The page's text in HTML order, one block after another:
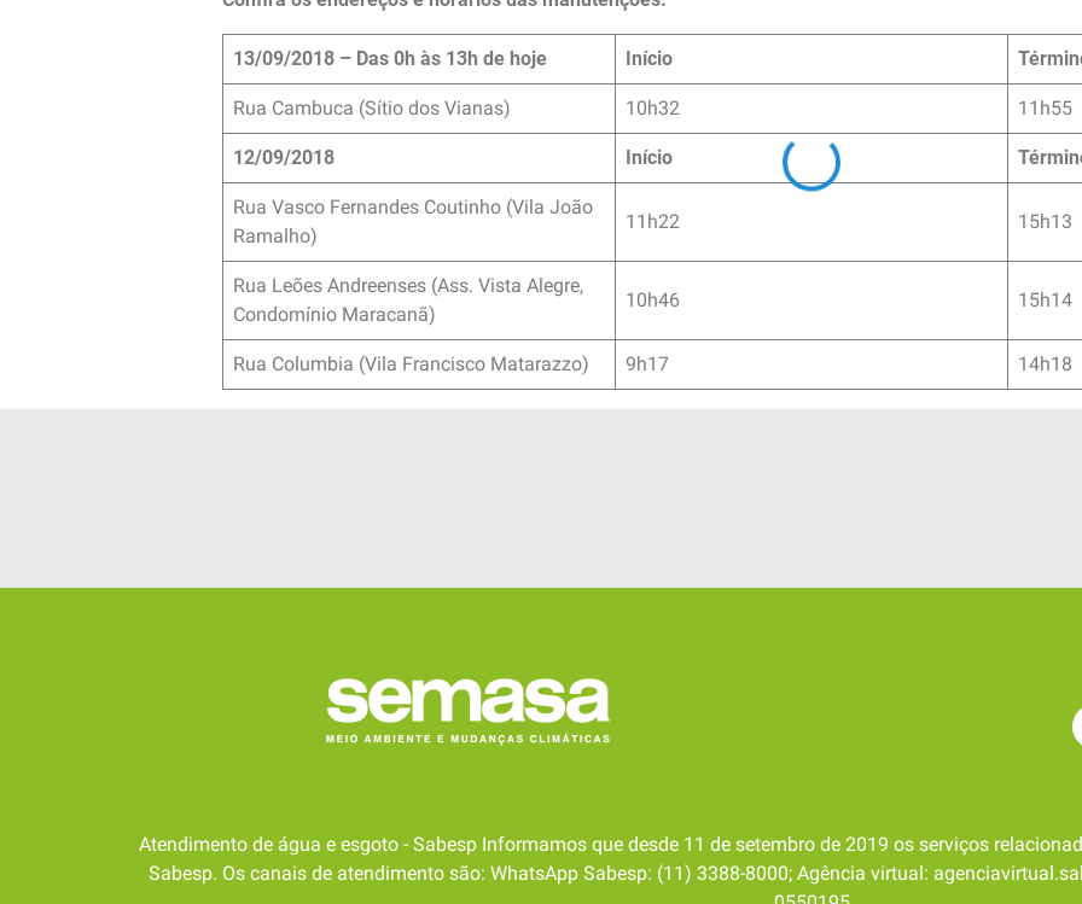
13/09/2018 – Das 0h às 13h de hoje Início
Rua Cambuca (Sítio dos Vianas) 10h32 11h55
12/09/2018 Início
Rua Vasco Fernandes Coutinho (Vila João
Ramalho)
11h22 15h13
Rua Leões Andreenses (Ass. Vista Alegre,
Condomínio Maracanã)
10h46 15h14
Rua Columbia (Vila Francisco Matarazzo) 9h17 14h18
Atendimento de água e esgoto - Sabesp Informamos que desde 11 de setembro de 2019 os serviços
Sabesp. Os canais de atendimento são: WhatsApp Sabesp: (11) 3388-8000; Agência virtual: